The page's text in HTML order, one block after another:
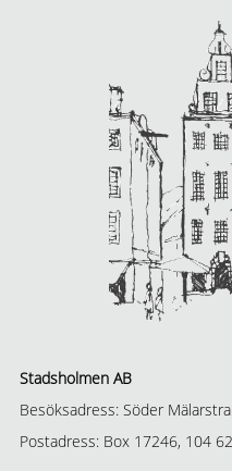
Stadsholmen AB
Besöksadress: Söder
Postadress: Box 17246, 104